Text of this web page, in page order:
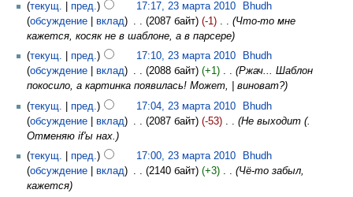
текущ.
пред. 17:17, 23 марта 2010
Bhudh
обсуждение
вклад 2087 байт -1 ‎
Что-то мне
кажется, косяк не в шаблоне, а в парсере
текущ.
пред. 17:10, 23 марта 2010
Bhudh
обсуждение
вклад 2088 байт +1 ‎
Ржач... Шаблон
покосило, а картинка появилась! Может, | виноват?
текущ.
пред. 17:04, 23 марта 2010
Bhudh
обсуждение
вклад 2087 байт -53 ‎
Не выходит (.
Отменяю if'ы нах.
текущ.
пред. 17:00, 23 марта 2010
Bhudh
обсуждение
вклад 2140 байт +3 ‎
Чё-то забыл,
кажется